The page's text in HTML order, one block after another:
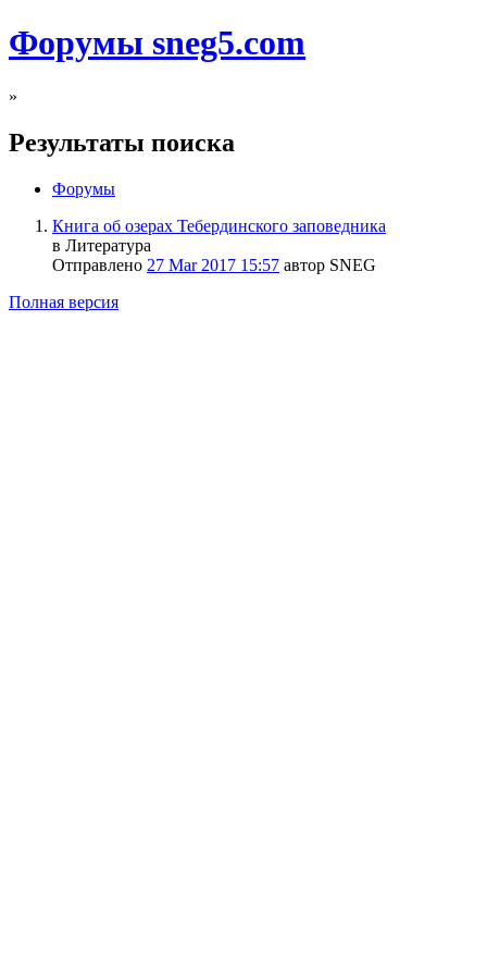
Форумы sneg5.com
»
Результаты поиска
Форумы
Книга об озерах Тебердинского заповедника
в Литература
Отправлено 27 Mar 2017 15:57 автор SNEG
Полная версия